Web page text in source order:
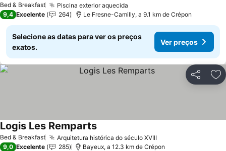
Bed & Breakfast Piscina exterior aquecida
9,4 Excelente 264 Le Fresne-Camilly, a 9.1 km de Crépon
Selecione as datas para ver os preços
exatos.
Ver preços
Partilhar
Bed & Breakfast Arquitetura histórica do século XVIIIVer preços
Logis Les RempartsVer preços
9,0 Excelente 285 Bayeux, a 12.3 km de Crépon